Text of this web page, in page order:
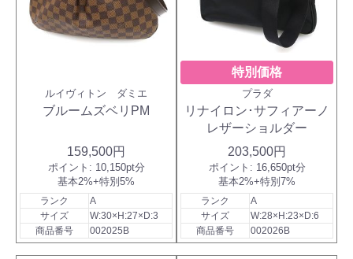
ルイヴィトン ダミエ
ブルームズベリPM
159,500円
ポイント: 10,150pt分
基本2%+特別5%
ランク
A
サイズ
W:30×H:27×D:3
商品番号
002025B
特別価格
プラダ
リナイロン･サフィアーノ
レザーショルダー
203,500円
ポイント: 16,650pt分
基本2%+特別7%
ランク
A
サイズ
W:28×H:23×D:6
商品番号
002026B